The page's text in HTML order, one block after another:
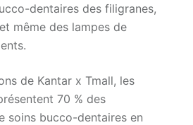
dentaires des filigranes,
même des lampes de
de Kantar x Tmall, les
70 % des
soins bucco-dentaires en